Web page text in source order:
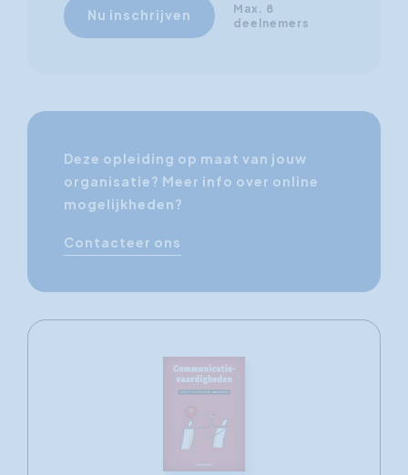
Nu inschrijven
Max. 8
deelnemers
Deze opleiding op maat van jouw
organisatie? Meer info over online
mogelijkheden?
Contacteer ons